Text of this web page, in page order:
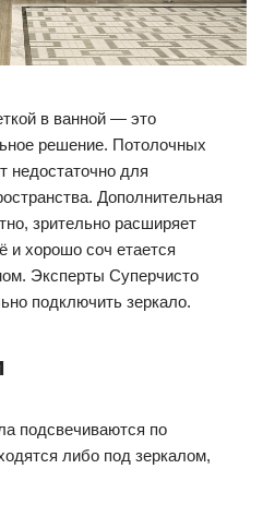
в ванной — это
решение. Потолочных
недостаточно для
Дополнительная
зрительно расширяет
и хорошо соч етается
Эксперты Суперчисто
подключить зеркало.
подсвечиваются по
либо под зеркалом,